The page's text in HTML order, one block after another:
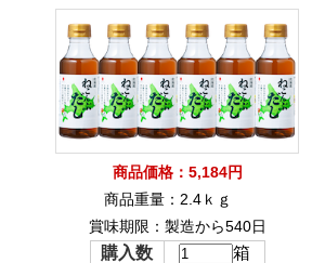
商品価格：5,184円
商品重量：2.4ｋｇ
賞味期限：製造から540日
購入数 箱